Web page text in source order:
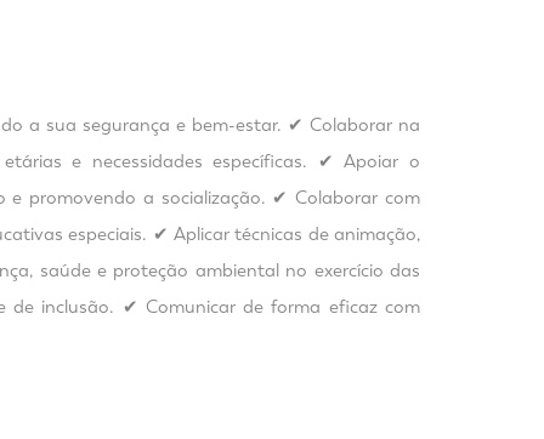
a sua segurança e bem-estar. ✔ Colaborar na
e necessidades específicas. ✔ Apoiar o
e promovendo a socialização. ✔ Colaborar com
especiais. ✔ Aplicar técnicas de animação,
saúde e proteção ambiental no exercício das
inclusão. ✔ Comunicar de forma eficaz com